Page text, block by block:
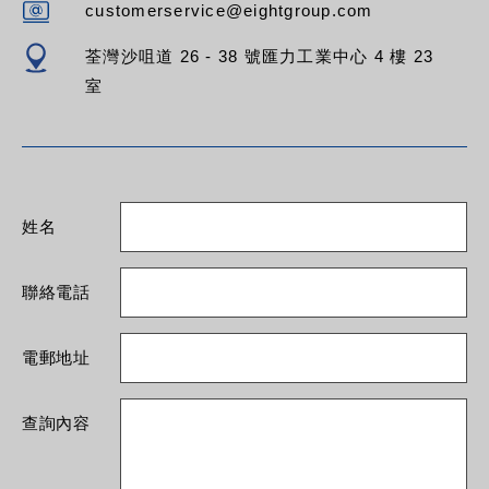
customerservice@eightgroup.com
荃灣沙咀道 26 - 38 號匯力工業中心 4 樓 23
室
姓名
聯絡電話
電郵地址
查詢內容